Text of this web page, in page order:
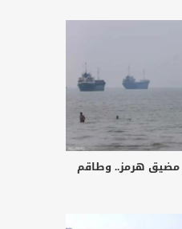
مضيق هرمز.. وطاقم